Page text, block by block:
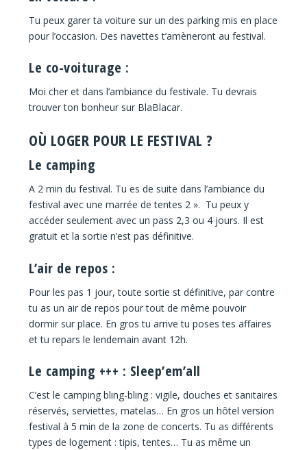
Tu peux garer ta voiture sur un des parking mis en place
pour l’occasion. Des navettes t’amèneront au festival.
Le co-voiturage :
Moi cher et dans l’ambiance du festivale. Tu devrais
trouver ton bonheur sur BlaBlacar.
OÙ LOGER POUR LE FESTIVAL ?
Le camping
A 2 min du festival. Tu es de suite dans l’ambiance du
festival avec une marrée de tentes 2 ». Tu peux y
accéder seulement avec un pass 2,3 ou 4 jours. Il est
gratuit et la sortie n’est pas définitive.
L’air de repos :
Pour les pas 1 jour, toute sortie st définitive, par contre
tu as un air de repos pour tout de même pouvoir
dormir sur place. En gros tu arrive tu poses tes affaires
et tu repars le lendemain avant 12h.
Le camping +++ : Sleep’em’all
C’est le camping bling-bling : vigile, douches et sanitaires
réservés, serviettes, matelas… En gros un hôtel version
festival à 5 min de la zone de concerts. Tu as différents
types de logement : tipis, tentes… Tu as même un